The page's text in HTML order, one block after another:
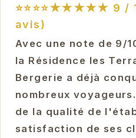
⭐⭐⭐⭐★★★★★ 9 /
avis)
Avec une note de 9/
la Résidence les
Bergerie a déjà
nombreux
de la qualité de
satisfaction de ses